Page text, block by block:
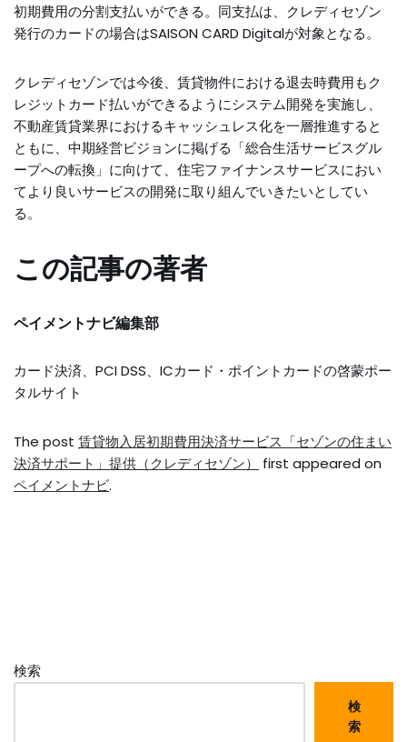
初期費用の分割支払いができる。同支払は、クレディセゾン
発行のカードの場合はSAISON CARD Digitalが対象となる。
クレディセゾンでは今後、賃貸物件における退去時費用もク
レジットカード払いができるようにシステム開発を実施し、
不動産賃貸業界におけるキャッシュレス化を一層推進すると
ともに、中期経営ビジョンに掲げる「総合生活サービスグル
ープへの転換」に向けて、住宅ファイナンスサービスにおい
てより良いサービスの開発に取り組んでいきたいとしてい
る。
この記事の著者
ペイメントナビ編集部
カード決済、PCI DSS、ICカード・ポイントカードの啓蒙ポー
タルサイト
The post 賃貸物入居初期費用決済サービス「セゾンの住まい
決済サポート」提供（クレディセゾン）
first appeared on
ペイメントナビ.
検索
検
索